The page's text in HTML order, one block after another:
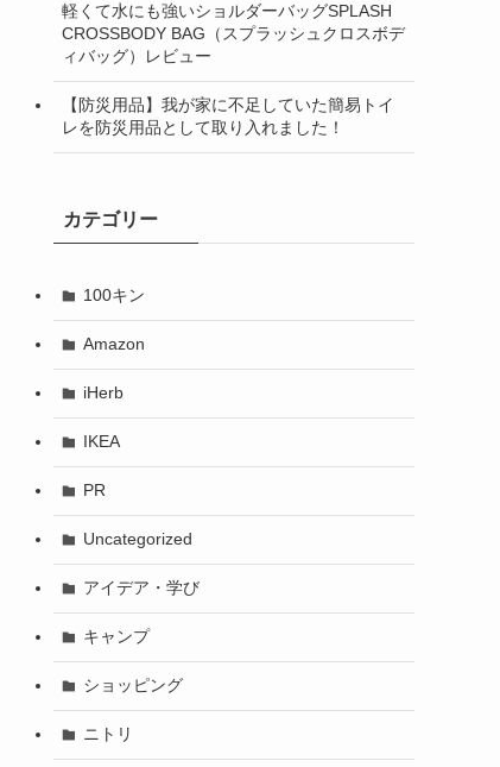
軽くて水にも強いショルダーバッグSPLASH
CROSSBODY BAG（スプラッシュクロスボデ
ィバッグ）レビュー
【防災用品】我が家に不足していた簡易トイ
レを防災用品として取り入れました！
カテゴリー
100キン
Amazon
iHerb
IKEA
PR
Uncategorized
アイデア・学び
キャンプ
ショッピング
ニトリ